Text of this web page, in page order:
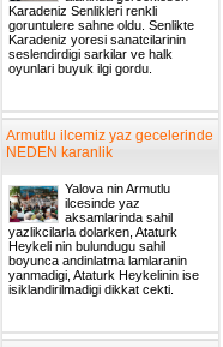
Karadeniz Senlikleri renkli
goruntulere sahne oldu. Senlikte
Karadeniz yoresi sanatcilarinin
seslendirdigi sarkilar ve halk
oyunlari buyuk ilgi gordu.
Armutlu ilcemiz yaz gecelerinde
NEDEN karanlik
Yalova nin Armutlu
ilcesinde yaz
aksamlarinda sahil
yazlikcilarla dolarken, Ataturk
Heykeli nin bulundugu sahil
boyunca andinlatma lamlaranin
yanmadigi, Ataturk Heykelinin ise
isiklandirilmadigi dikkat cekti.